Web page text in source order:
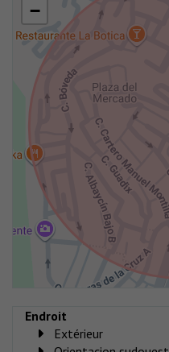
−
Endroit
Extérieur